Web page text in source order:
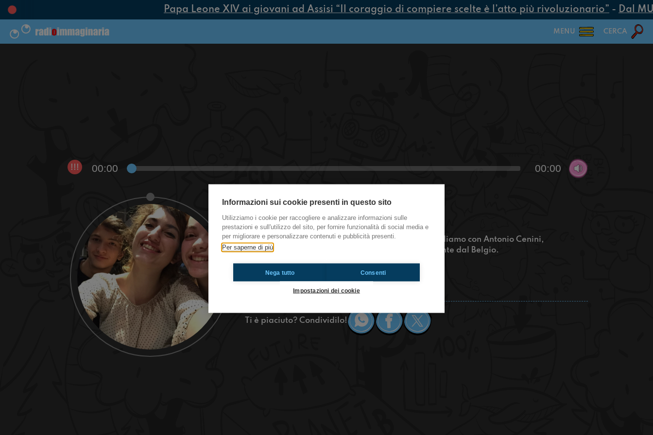
Papa Leone XIV ai giovani ad Assisi “Il coraggio di compiere scelte è l’atto più rivoluzionario”- Dal
MENU CERCA
!!! 00:00 00:00
#bo è solo amore se sai dare
Bruxelles segna morti in continuo aumento! Ne parliamo con Antonio Cenini,
funzionario della commissione europea direttamente dal Belgio.
Bologna.
Ti è piaciuto? Condividilo!
Informazioni sui cookie presenti in questo sito
Utilizziamo i cookie per raccogliere e analizzare informazioni sulle
prestazioni e sull'utilizzo del sito, per fornire funzionalità di social media e
per migliorare e personalizzare contenuti e pubblicità presenti.
Per saperne di più
Nega tutto Consenti
Impostazioni dei cookie